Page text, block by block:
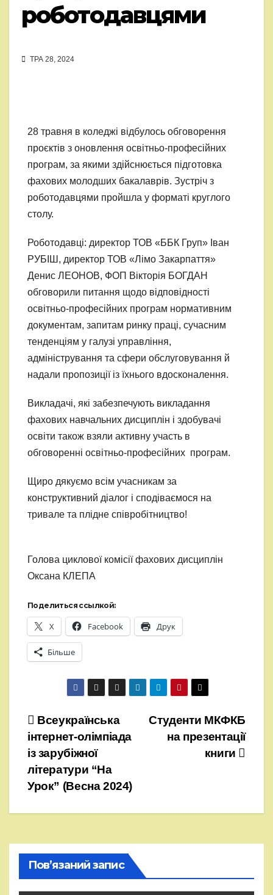
роботодавцями
ТРА 28, 2024
28 травня в коледжі відбулось обговорення
проєктів з оновлення освітньо-професійних
програм, за якими здійснюється підготовка
фахових молодших бакалаврів. Зустріч з
роботодавцями пройшла у форматі круглого
столу.
Роботодавці: директор ТОВ «ББК Груп» Іван
РУБІШ, директор ТОВ «Лімо Закарпаття»
Денис ЛЕОНОВ, ФОП Вікторія БОГДАН
обговорили питання щодо відповідності
освітньо-професійних програм нормативним
документам, запитам ринку праці, сучасним
тенденціям у галузі управління,
адміністрування та сфери обслуговування й
надали пропозиції із їхнього вдосконалення.
Викладачі, які забезпечують викладання
фахових навчальних дисциплін і здобувачі
освіти також взяли активну участь в
обговоренні освітньо-професійних програм.
Щиро дякуємо всім учасникам за
конструктивний діалог і сподіваємося на
тривале та плідне співробітництво!
Голова циклової комісії фахових дисциплін
Оксана КЛЕПА
Поделиться ссылкой:
X Facebook Друк
Більше
Навігація
записів
Студенти МКФКБ
на презентації
книги
Всеукраїнська
інтернет-олімпіада
із зарубіжної
літератури “На
Урок” (Весна 2024)
Пов’язаний запис